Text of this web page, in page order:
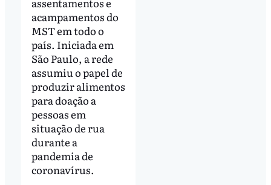
acampamentos do
MST em todo o
país. Iniciada em
São Paulo, a rede
assumiu o papel de
produzir alimentos
para doação a
pessoas em
situação de rua
durante a
pandemia de
coronavírus.